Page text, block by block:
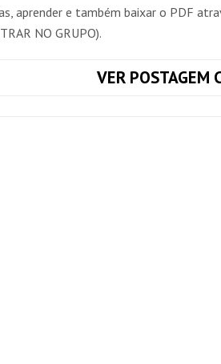
aprender e também baixar o PDF
NO GRUPO).
VER POSTAGEM